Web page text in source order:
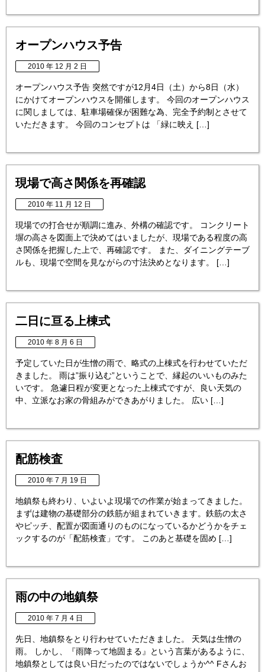
オープンハウス予告
2010 年 12 月 2 日
オープンハウス予告 突然ですが12月4日（土）から8日（水）
にかけてオープンハウスを開催します。 今回のオープンハウス
に関しましては、駐車場確保が困難な為、完全予約制とさせて
いただきます。 今回のコンセプトは 「緑に映え […]
現場で高さ関係を再確認
2010 年 11 月 12 日
現場での打合せが順調に進み、外構の確認です。 コンクリート
塀の高さを図面上で決めてはいましたが、現場である程度の高
さ関係を把握した上で、再確認です。 また、ダイニングテーブ
ルも、現場で空間を見ながらの寸法決めとなります。 […]
二日に亘る上棟式
2010 年 8 月 6 日
予定していた日が生憎の雨で、略式の上棟式を行わせていただ
きました。 雨は”振り込む”ということで、縁起のいいものみた
いです。 急遽日程が変更となった上棟式ですが、良い天気の
中、立派なお家の骨組みができあがりました。 広い […]
配筋検査
2010 年 7 月 19 日
地鎮祭も終わり、いよいよ現場での作業が始まってきました。
まずは建物の基礎部分の鉄筋が組まれていきます。鉄筋の太さ
やピッチ、配置が図面通りのものになっているかどうかをチェ
ックするのが「配筋検査」です。 このあと基礎を固め […]
雨の中の地鎮祭
2010 年 7 月 4 日
先日、地鎮祭をとり行わせていただきました。 天気は生憎の
雨。 しかし、『雨降って地固まる』という言葉があるように、
地鎮祭としては良い日だったのではないでしょうか^^ Fさんお